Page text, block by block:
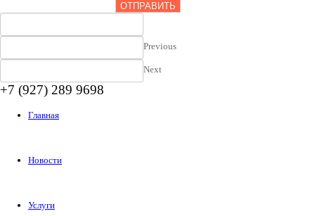
ОТПРАВИТЬ
Previous
Next
+7 (927) 289 9698
Главная
Новости
Услуги